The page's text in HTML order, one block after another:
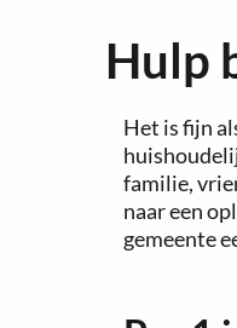
Hulp
Het is fijn
familie,
naar een
gemeente